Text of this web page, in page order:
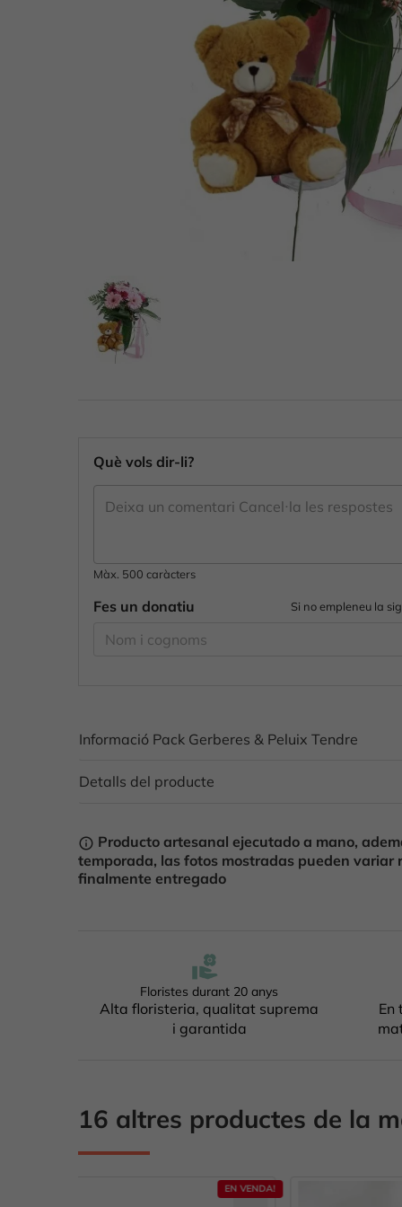
Què vols dir-li?
Màx. 500 caràcters
Fes un donatiu Si no empleneu la
Informació Pack Gerberes & Peluix Tendre
Detalls del producte
info_outline Producto artesanal ejecutado a mano,
temporada, las fotos mostradas pueden variar
finalmente entregado
Floristes durant 20 anys
Alta floristeria, qualitat suprema
i garantida
En
16 altres productes de la
SENSE ESTOC